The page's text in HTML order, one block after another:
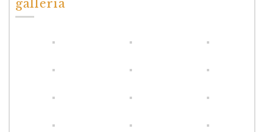
galleria